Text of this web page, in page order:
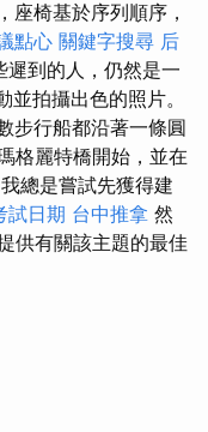
座椅基於序列順序，
點心 關鍵字搜尋 后
遲到的人，仍然是一
拍攝出色的照片。
步行船都沿著一條圓
格麗特橋開始，並在
我總是嘗試先獲得建
試日期 台中推拿 然
供有關該主題的最佳